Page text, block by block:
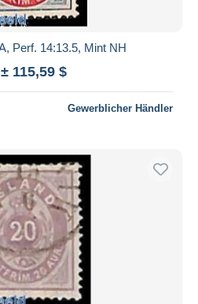
Perf. 14:13.5, Mint NH
± 115,59 $
Gewerblicher Händler